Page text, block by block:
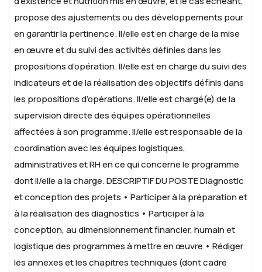
propose des ajustements ou des développements pour
en garantir la pertinence.Il/elle est en charge de la mise
en œuvre et du suivi des activités définies dans les
propositions d’opération.Il/elle est en charge du suivi des
indicateurs et de la réalisation des objectifs définis dans
les propositions d’opérations.Il/elle est chargé(e) de la
supervision directe des équipes opérationnelles
affectées à son programme.Il/elle est responsable de la
coordination avec les équipes logistiques,
administratives et RH en ce qui concerne le programme
dont il/elle a la charge.DESCRIPTIF DU POSTEDiagnostic
et conception des projets • Participer à la préparation et
à la réalisation des diagnostics • Participer à la
conception, au dimensionnement financier, humain et
logistique des programmes à mettre en œuvre • Rédiger
les annexes et les chapitres techniques (dont cadre